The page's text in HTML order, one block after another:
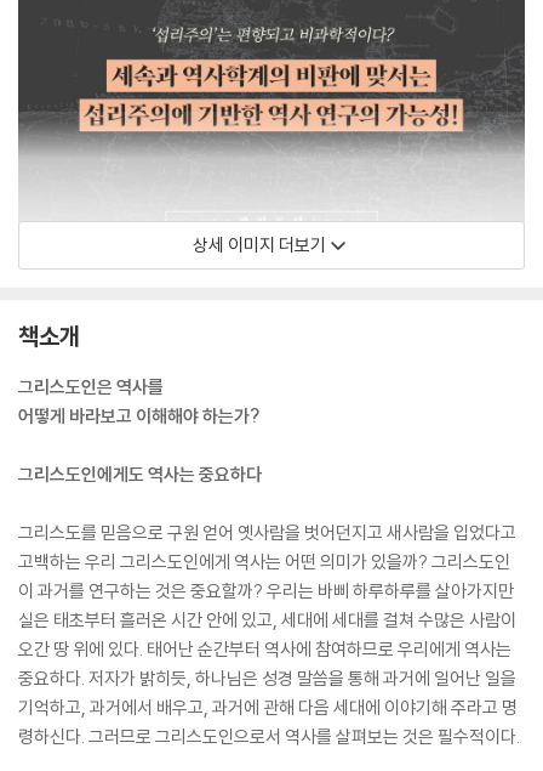
상세 이미지 더보기
책소개
그리스도인은 역사를
어떻게 바라보고 이해해야 하는가?
그리스도인에게도 역사는 중요하다
그리스도를 믿음으로 구원 얻어 옛사람을 벗어던지고 새사람을 입었다고
고백하는 우리 그리스도인에게 역사는 어떤 의미가 있을까? 그리스도인
이 과거를 연구하는 것은 중요할까? 우리는 바삐 하루하루를 살아가지만
실은 태초부터 흘러온 시간 안에 있고, 세대에 세대를 걸쳐 수많은 사람이
오간 땅 위에 있다. 태어난 순간부터 역사에 참여하므로 우리에게 역사는
중요하다. 저자가 밝히듯, 하나님은 성경 말씀을 통해 과거에 일어난 일을
기억하고, 과거에서 배우고, 과거에 관해 다음 세대에 이야기해 주라고 명
령하신다. 그러므로 그리스도인으로서 역사를 살펴보는 것은 필수적이다.